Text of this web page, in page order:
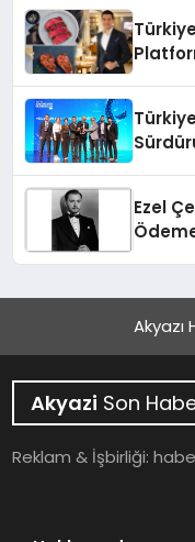
Ezel
Akyazı
Akyazi Son
Reklam & İşbirliği: